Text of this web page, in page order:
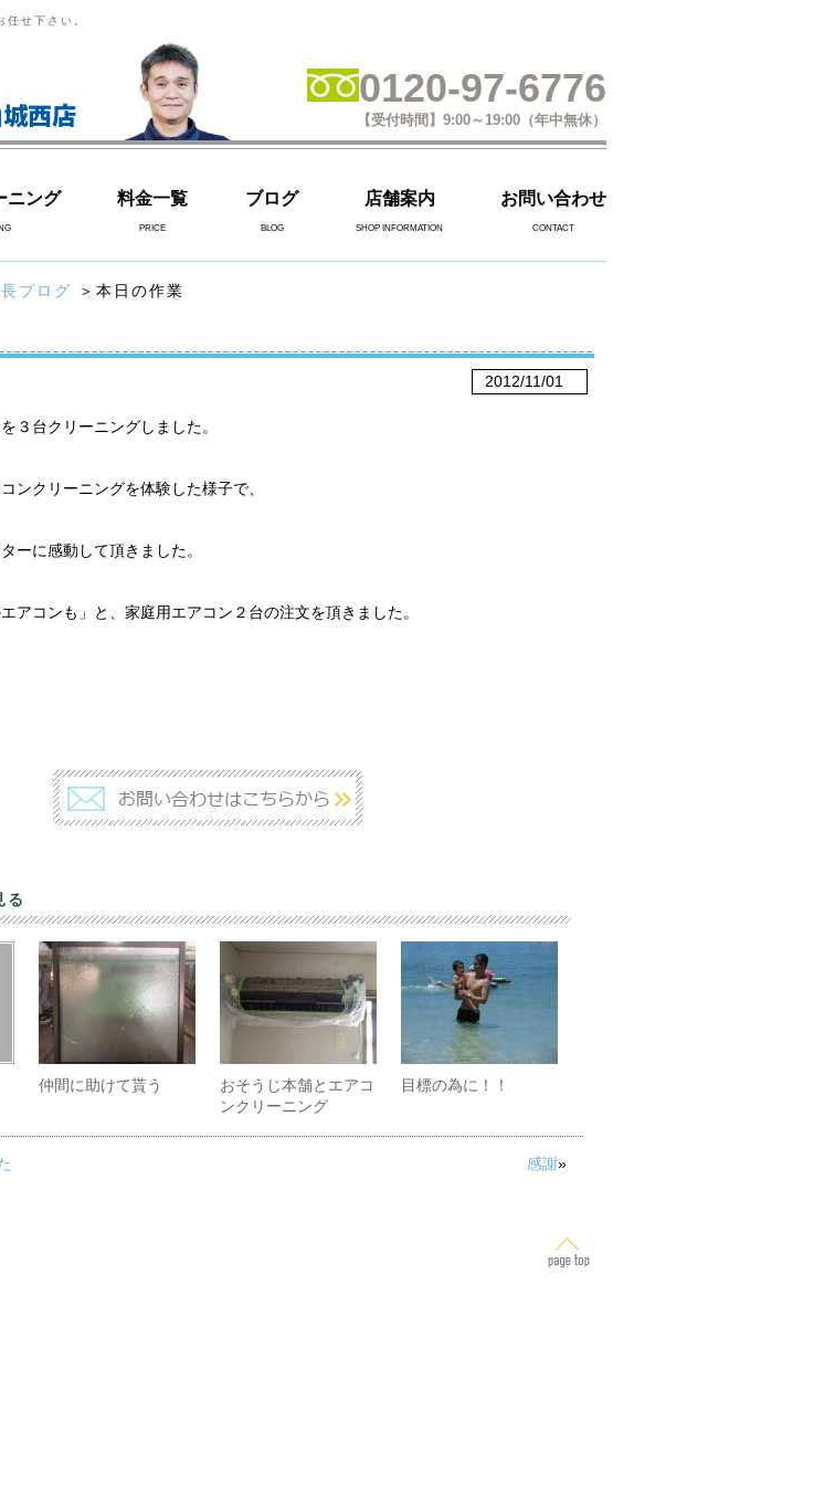
せ下さい。
西店
0120-97-6776
【受付時間】9:00～19:00（年中無休）
ニング 料金一覧
PRICE
ブログ
BLOG
店舗案内
SHOP INFORMATION
お問い合わせ
CONTACT
ブログ ＞本日の作業
2012/11/01
３台クリーニングしました。
ンクリーニングを体験した様子で、
ーに感動して頂きました。
アコンも」と、家庭用エアコン２台の注文を頂きました。
る
仲間に助けて貰う
おそうじ本舗とエアコ
ンクリーニング
目標の為に！！
感謝»